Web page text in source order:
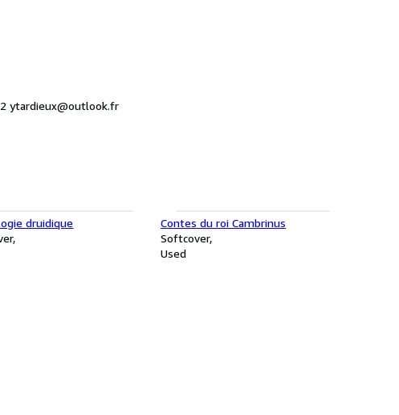
ytardieux@outlook.fr
druidique
Contes du roi Cambrinus
Softcover
Used